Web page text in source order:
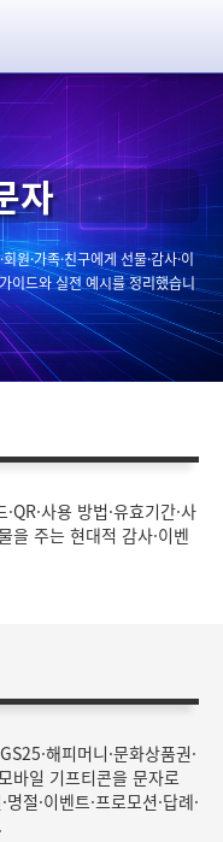
자
원·가족·친구에게 선물·감사·이
이드와 실전 예시를 정리했습니
사용 방법·유효기간·사
을 주는 현대적 감사·이벤
해피머니·문화상품권·
바일 기프티콘을 문자로
절·이벤트·프로모션·답례·